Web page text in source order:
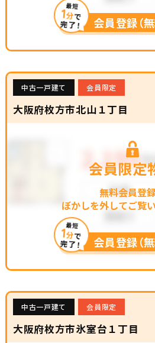
最短
1分で
完了！ 会員登録（無
中古一戸建て 会員限定
大阪府枚方市北山１丁目
会員限定
無料会員登
ぼかしを外してご覧
最短
1分で
完了！ 会員登録（無
中古一戸建て 会員限定
大阪府枚方市氷室台１丁目